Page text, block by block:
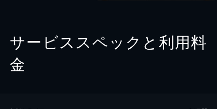
サービススペックと利用料
金